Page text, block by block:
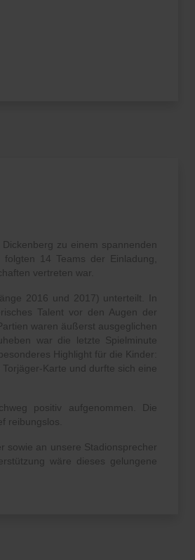
zu einem spannenden
14 Teams der Einladung,
vertreten war.
2016 und 2017) unterteilt. In
Talent vor den Augen der
waren äußerst ausgeglichen
war die letzte Spielminute
Highlight für die Kinder:
Karte und durfte sich eine
positiv aufgenommen. Die
reibungslos.
sowie an unsere Stadionsprecher
wäre dieses gelungene